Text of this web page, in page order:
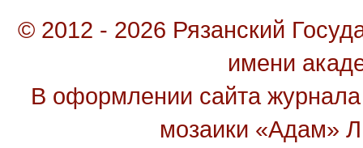
© 2012 - 2026 Рязанский
имени
В оформлении сайта
мозаики «Адам»